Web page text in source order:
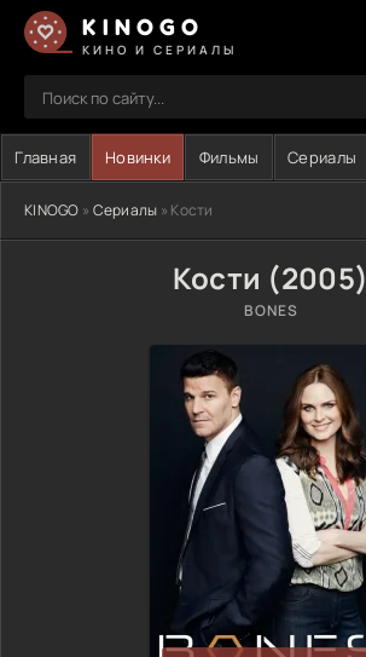
KINOGO
КИНО И СЕРИАЛЫ
Главная Новинки Фильмы Сериалы
KINOGO » Сериалы » Кости
Кости (2005)
BONES